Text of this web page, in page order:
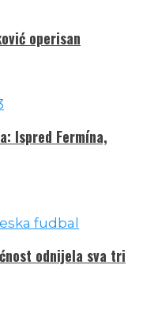
operisan
Ispred Fermína,
odnijela sva tri